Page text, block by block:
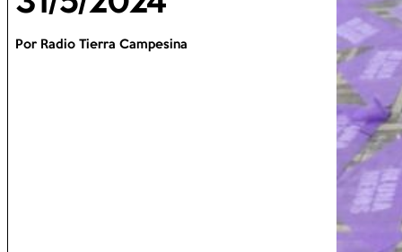
Por Radio Tierra Campesina